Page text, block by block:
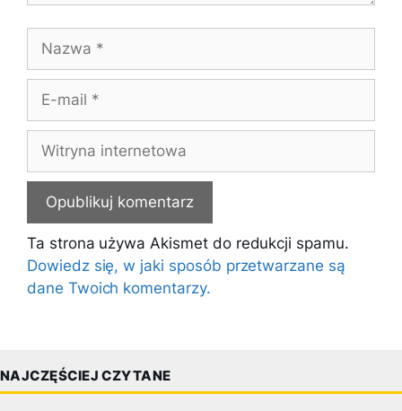
Nazwa
Witryna
internetowa
Ta strona używa Akismet do redukcji spamu.
Dowiedz się, w jaki sposób przetwarzane są
dane Twoich komentarzy.
NAJCZĘŚCIEJ CZYTANE